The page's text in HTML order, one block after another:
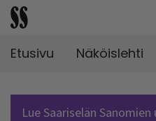
Etusivu Näköislehti
Lue Saariselän